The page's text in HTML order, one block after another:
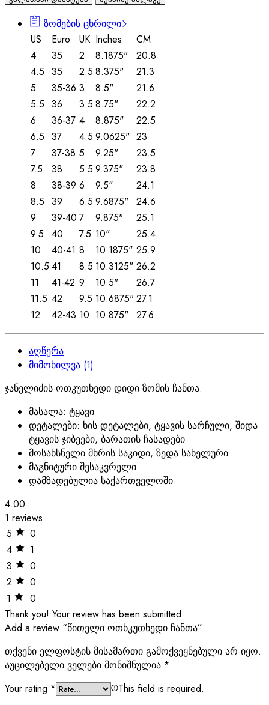
ზომების ცხრილი
US
Euro UK Inches
CM
4
35 2 8.1875"
20.8
4.5 35 2.5 8.375"
21.3
5
35-36 3 8.5"
21.6
5.5 36 3.5 8.75"
22.2
6
36-37 4 8.875"
22.5
6.5 37 4.5 9.0625" 23
7
37-38 5 9.25"
23.5
7.5
38 5.5 9.375"
23.8
8
38-39 6 9.5"
24.1
8.5 39 6.5 9.6875" 24.6
9
39-40 7 9.875"
25.1
9.5
40 7.5 10"
25.4
10
40-41 8 10.1875" 25.9
10.5 41 8.5 10.3125" 26.2
11
41-42 9 10.5"
26.7
11.5 42 9.5 10.6875"27.1
12
42-43 10 10.875" 27.6
აღწერა
მიმოხილვა (1)
ჯანელიძის ოთკუთხედი დიდი ზომის ჩანთა.
მასალა: ტყავი
დეტალები: ხის დეტალები, ტყავის სარჩული, შიდა
ტყავის ჯიბეები, ბარათის ჩასადები
მოსახსნელი მხრის საკიდი, ზედა სახელური
მაგნიტური შესაკვრელი.
დამზადებულია საქართველოში
4.00
1 reviews
5
0
4
1
3
0
2
0
1
0
Thank you! Your review has been submitted
Add a review “წითელი ოთხკუთხედი ჩანთა”
თქვენი ელფოსტის მისამართი გამოქვეყნებული არ იყო.
აუცილებელი ველები მონიშნულია *
Your rating *
This field is required.